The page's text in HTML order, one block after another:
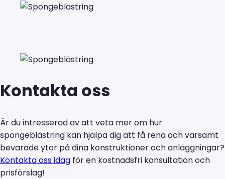
Kontakta oss
Är du intresserad av att veta mer om hur
spongeblästring kan hjälpa dig att få rena och varsamt
bevarade ytor på dina konstruktioner och anläggningar?
Kontakta oss idag för en kostnadsfri konsultation och
prisförslag!